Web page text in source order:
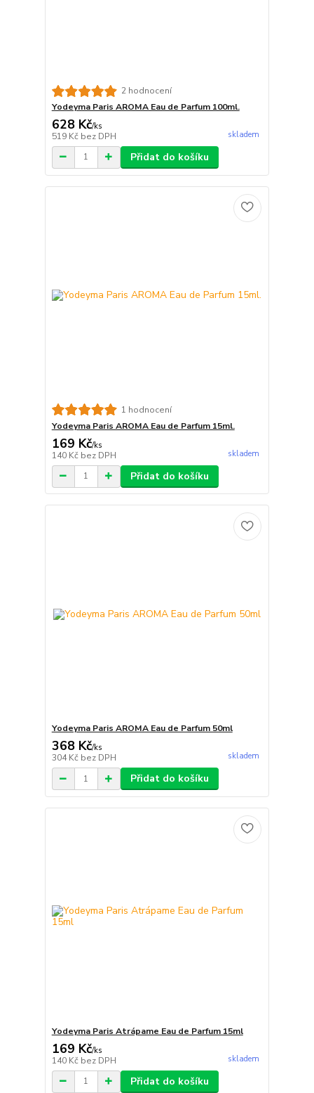
2 hodnocení
Yodeyma Paris AROMA Eau de Parfum 100ml.
628 Kč/ks
519 Kč bez DPH skladem
Přidat do košíku
1 hodnocení
Yodeyma Paris AROMA Eau de Parfum 15ml.
169 Kč/ks
140 Kč bez DPH skladem
Přidat do košíku
Yodeyma Paris AROMA Eau de Parfum 50ml
368 Kč/ks
304 Kč bez DPH skladem
Přidat do košíku
Yodeyma Paris Atrápame Eau de Parfum 15ml
169 Kč/ks
140 Kč bez DPH skladem
Přidat do košíku